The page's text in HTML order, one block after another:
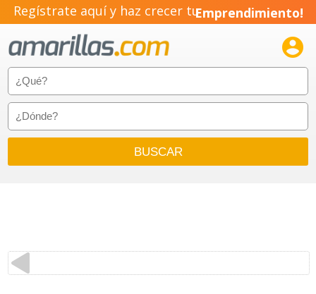
Regístrate aquí y haz crecer tuEmprendimiento!
